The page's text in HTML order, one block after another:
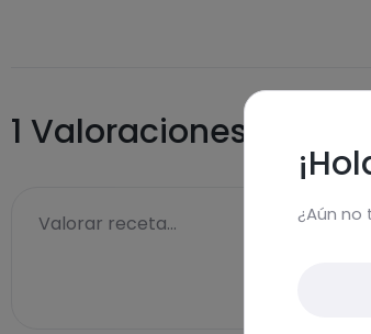
1 Valoraciones
Valorar receta... ¿Aún no